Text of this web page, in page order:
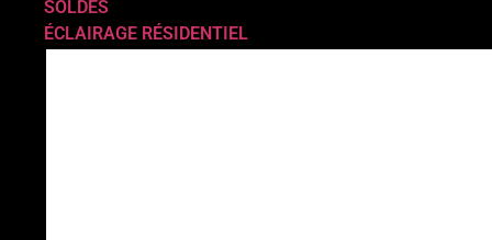
SOLDES
ÉCLAIRAGE RÉSIDENTIEL